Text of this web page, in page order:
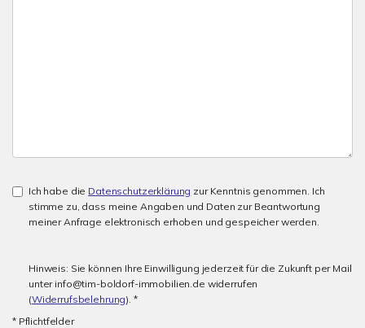
Ich habe die Datenschutzerklärung zur Kenntnis genommen. Ich
stimme zu, dass meine Angaben und Daten zur Beantwortung
meiner Anfrage elektronisch erhoben und gespeicher werden.
Hinweis: Sie können Ihre Einwilligung jederzeit für die Zukunft per Mail
unter info@tim-boldorf-immobilien.de widerrufen
(Widerrufsbelehrung). *
* Pflichtfelder